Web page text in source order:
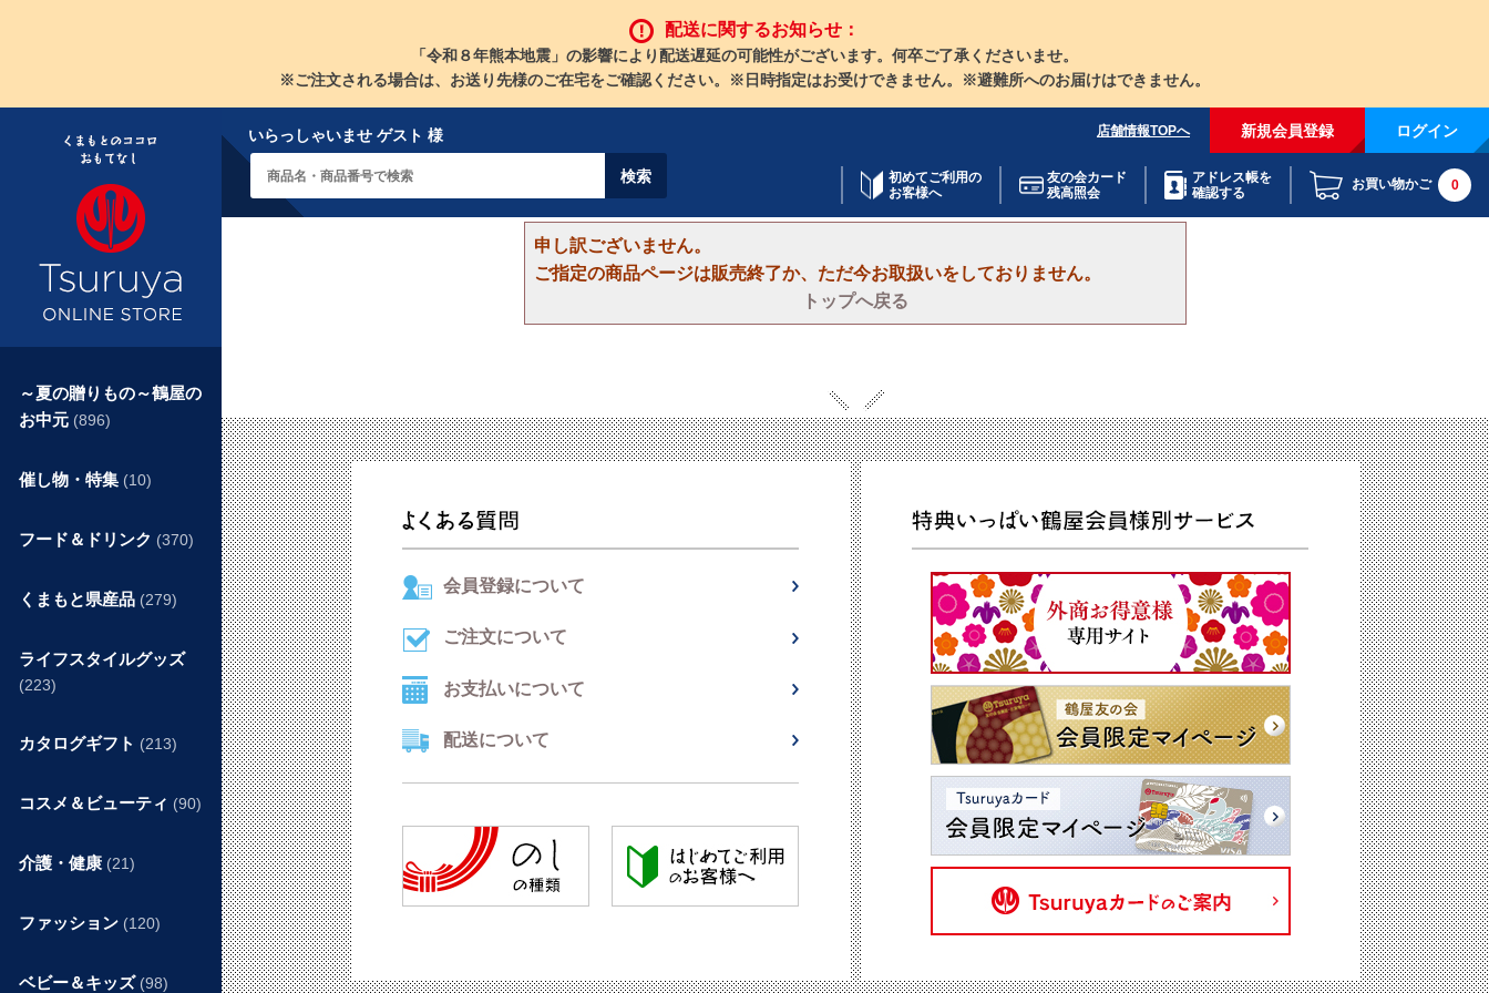
配送に関するお知らせ：
「令和８年熊本地震」の影響により配送遅延の可能性がございます。何卒ご了承くださいませ。
※ご注文される場合は、お送り先様のご在宅をご確認ください。※日時指定はお受けできません。※避難所へのお届けはできません。
いらっしゃいませ ゲスト 様 店舗情報TOPへ 新規会員登録 ログイン
初めてご利用の
お客様へ
友の会カード
残高照会
アドレス帳を
確認する
お買い物かご 0
申し訳ございません。
ご指定の商品ページは販売終了か、ただ今お取扱いをしておりません。
トップへ戻る
～夏の贈りもの～鶴屋の
お中元 (896)
催し物・特集 (10)
フード＆ドリンク (370)
くまもと県産品 (279)
ライフスタイルグッズ
(223)
カタログギフト (213)
コスメ＆ビューティ (90)
介護・健康 (21)
ファッション (120)
ベビー＆キッズ (98)
会員登録について
ご注文について
お支払いについて
配送について